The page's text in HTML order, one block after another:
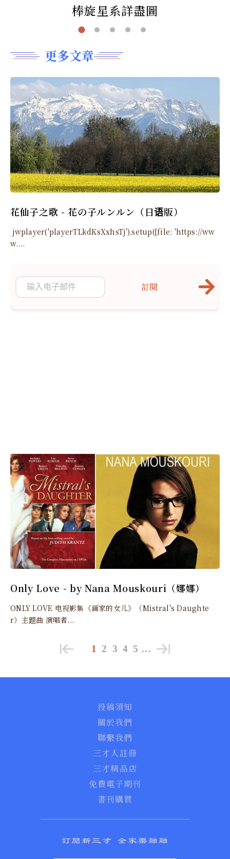
棒旋星系詳盡圖
更多文章
花仙子之歌 - 花の子ルンルン（日语版）
jwplayer('playerTLkdKsXxhsTj').setup({file: 'https://ww
w....
Only Love - by Nana Mouskouri（娜娜）
ONLY LOVE 电视影集《画家的女儿》（Mistral's Daughte
r）主题曲 演唱者...
訂閱
1 2 3 4 5 …
投稿須知
關於我們
聯繫我們
三才人註冊
三才精品店
免費電子期刊
書刊購買
訂閱新三才 全家樂融融